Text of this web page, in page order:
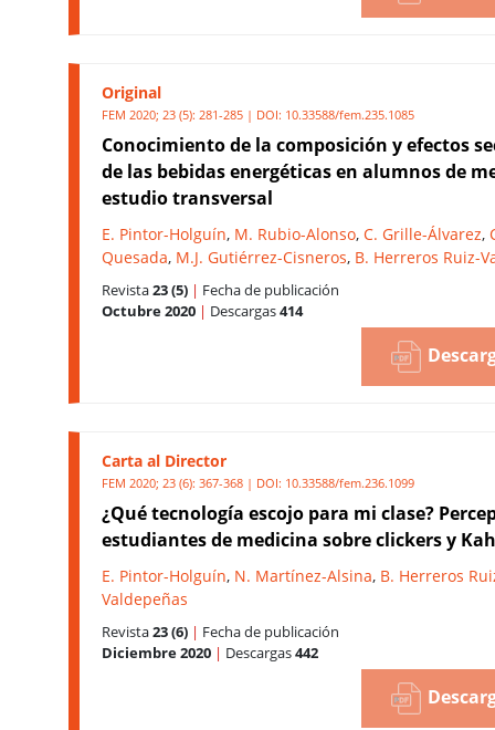
Original
FEM 2020; 23 (5): 281-285 | DOI: 10.33588/fem.235.1085
Conocimiento de la composición y efectos
de las bebidas energéticas en alumnos de
estudio transversal
E. Pintor-Holguín, M. Rubio-Alonso, C. Grille-Álvarez,
Quesada, M.J. Gutiérrez-Cisneros, B. Herreros Ruiz-
Revista23 (5) | Fecha de publicación
Octubre 2020 | Descargas414
Carta al Director
FEM 2020; 23 (6): 367-368 | DOI: 10.33588/fem.236.1099
¿Qué tecnología escojo para mi clase?
estudiantes de medicina sobre clickers y
E. Pintor-Holguín, N. Martínez-Alsina, B. Herreros
Valdepeñas
Revista23 (6) | Fecha de publicación
Diciembre 2020 | Descargas442